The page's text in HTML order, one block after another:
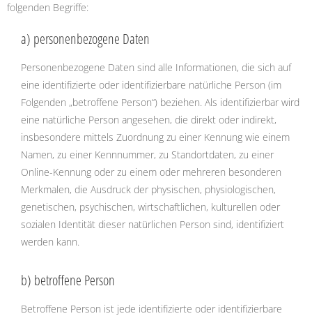
folgenden Begriffe:
a) personenbezogene Daten
Personenbezogene Daten sind alle Informationen, die sich auf
eine identifizierte oder identifizierbare natürliche Person (im
Folgenden „betroffene Person“) beziehen. Als identifizierbar wird
eine natürliche Person angesehen, die direkt oder indirekt,
insbesondere mittels Zuordnung zu einer Kennung wie einem
Namen, zu einer Kennnummer, zu Standortdaten, zu einer
Online-Kennung oder zu einem oder mehreren besonderen
Merkmalen, die Ausdruck der physischen, physiologischen,
genetischen, psychischen, wirtschaftlichen, kulturellen oder
sozialen Identität dieser natürlichen Person sind, identifiziert
werden kann.
b) betroffene Person
Betroffene Person ist jede identifizierte oder identifizierbare